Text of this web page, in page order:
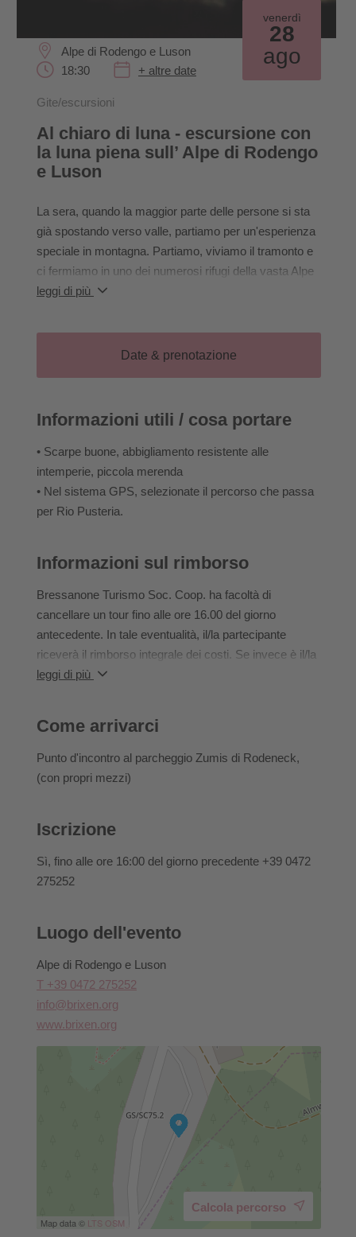
venerdì
28
ago
Alpe di Rodengo e Luson
18:30
+ altre date
Gite/escursioni
Al chiaro di luna - escursione con
la luna piena sull’ Alpe di Rodengo
e Luson
La sera, quando la maggior parte delle persone si sta
già spostando verso valle, partiamo per un'esperienza
speciale in montagna. Partiamo, viviamo il tramonto e
ci fermiamo in uno dei numerosi rifugi della vasta Alpe
di Rodengo e Luson (la cena non è inclusa nel prezzo).
una notte di luna piena. Attraverso l'oscurità, la luce
della luna e il silenzio della sera, percepiamo la natura
Ca. 2-3 h | 7 km | ↑ 150-200 m | facile
leggi di più
Date & prenotazione
Informazioni utili / cosa portare
• Scarpe buone, abbigliamento resistente alle
intemperie, piccola merenda
• Nel sistema GPS, selezionate il percorso che passa
per Rio Pusteria.
Informazioni sul rimborso
Bressanone Turismo Soc. Coop. ha facoltà di
cancellare un tour fino alle ore 16.00 del giorno
antecedente. In tale eventualità, il/la partecipante
riceverà il rimborso integrale dei costi. Se invece è il/la
partecipante a ritirare la sua iscrizione al tour dopo le
In caso di mancata partecipazione a un’offerta
prenotata, il/la partecipante non potrà avvalersi di
un’altra offerta né riceverà il rimborso del denaro.
Qualora l’evento venisse annullato a causa di divieti
annullamento o simili, si prega di contattare
leggi di più
Come arrivarci
Punto d'incontro al parcheggio Zumis di Rodeneck,
(con propri mezzi)
Iscrizione
Sì, fino alle ore 16:00 del giorno precedente +39 0472
275252
Luogo dell'evento
Alpe di Rodengo e Luson
T +39 0472 275252
info@brixen.org
www.brixen.org
Map data © LTS OSM
Calcola percorso